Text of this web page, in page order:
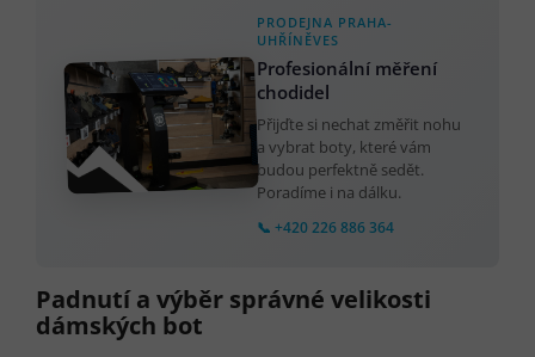
PRODEJNA PRAHA-
UHŘÍNĚVES
Profesionální měření
chodidel
Přijďte si nechat změřit nohu
a vybrat boty, které vám
budou perfektně sedět.
Poradíme i na dálku.
📞 +420 226 886 364
Padnutí a výběr správné velikosti
dámských bot